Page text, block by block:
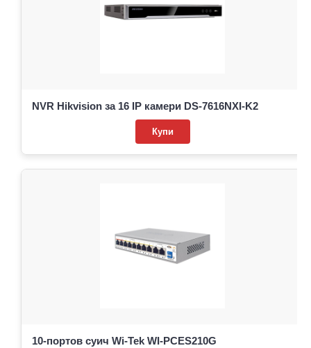
NVR Hikvision за 16 IP камери DS-7616NXI-K2
Купи
10-портов суич Wi-Tek WI-PCES210G